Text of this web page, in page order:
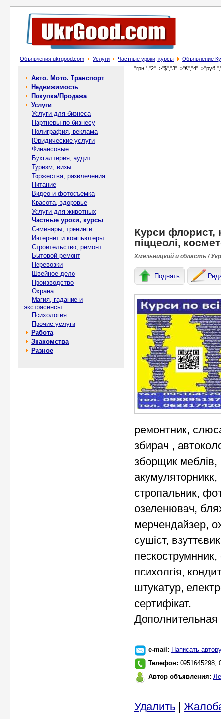
Объявления ukrgood.com Услуги Частные уроки, курсы Объявление
Авто. Мото. Транспорт
Недвижимость
Покупка/Продажа
Услуги
Услуги для бизнеса
Партнеры по бизнесу
Полиграфия, реклама
Юридические услуги
Финансовые
Бухгалтерия, аудит
Туризм, визы
Торжества, развлечения
Питание
Видео и фотосъемка
Красота, здоровье
Услуги для животных
Частные уроки, курсы
Семинары, тренинги
Интернет и компьютеры
Строительство, ремонт
Бытовой ремонт
Перевозки
Швейное дело
Производство
Охрана
Магия, гадание и
экстрасенсы
Психология
Прочие услуги
Работа
Знакомства
Разное
Курси флорист,
піццеолі,
Хмельницкий и область /
Поднять
ремонтник,
збирач ,
зборщик меблів,
стропальник,
озеленювач,
мерчендайзер,
сушіст,
пескострумнник,
психолгія,
штукатур,
сертифікат.
e-mail: Написать автору
Телефон: 0951645298,
Автор объявления:
Удалить |